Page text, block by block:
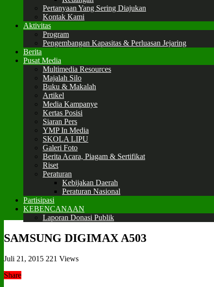
Pertanyaan Yang Sering Diajukan
Kontak Kami
Aktivitas
Program
Pengembangan Kapasitas & Perluasan Jejaring
Berita
Pusat Media
Multimedia Resources
Majalah Silo
Buku & Makalah
Artikel
Media Kampanye
Kertas Posisi
Siaran Pers
YMP In Media
SKOLA LIPU
Galeri Foto
Berita Acara, Piagam & Sertifikat
Riset
Peraturan
Kebijakan Daerah
Peraturan Nasional
Partisipasi
KEBENCANAAN
Laporan Donasi Publik
SAMSUNG DIGIMAX A503
Juli 21, 2015 221 Views
Share